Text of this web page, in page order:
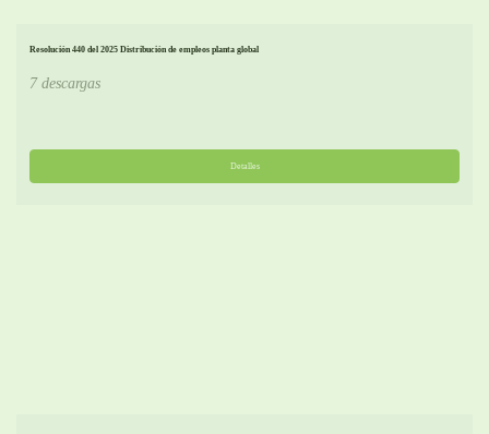
Resolución 440 del 2025 Distribución de empleos planta global
7 descargas
Detalles